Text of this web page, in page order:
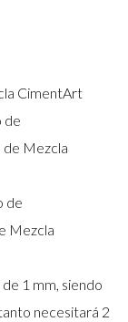
CimentArt
de
Mezcla
de
Mezcla
1 mm, siendo
necesitará 2